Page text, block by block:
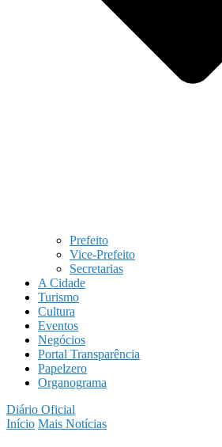
Prefeito
Vice-Prefeito
Secretarias
A Cidade
Turismo
Cultura
Eventos
Negócios
Portal Transparência
Papelzero
Organograma
Diário Oficial
Início Mais Notícias